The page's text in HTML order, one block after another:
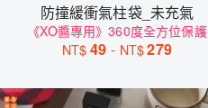
防撞緩衝氣柱袋_未充氣
《XO醬專用》360度全方位保護
NT$ 49 - NT$279